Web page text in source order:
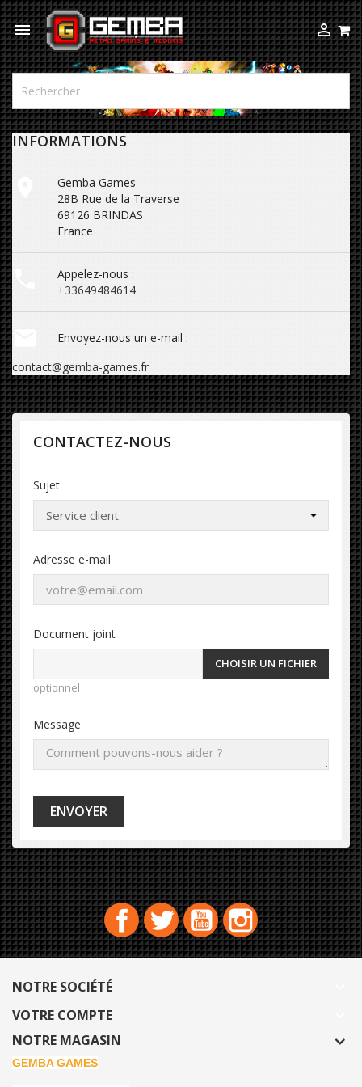
 
INFORMATIONS
Gemba Games
28B Rue de la Traverse
69126 BRINDAS
France
Appelez-nous :
+33649484614
Envoyez-nous un e-mail :
contact@gemba-games.fr
CONTACTEZ-NOUS
Sujet
Adresse e-mail
Document joint
CHOISIR UN FICHIER
optionnel
Message
FacebookTwitterYouTubeInstagram
NOTRE SOCIÉTÉ
VOTRE COMPTE
NOTRE MAGASIN
GEMBA GAMES